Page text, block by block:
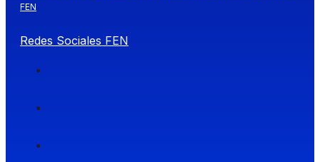
FEN
Redes Sociales FEN